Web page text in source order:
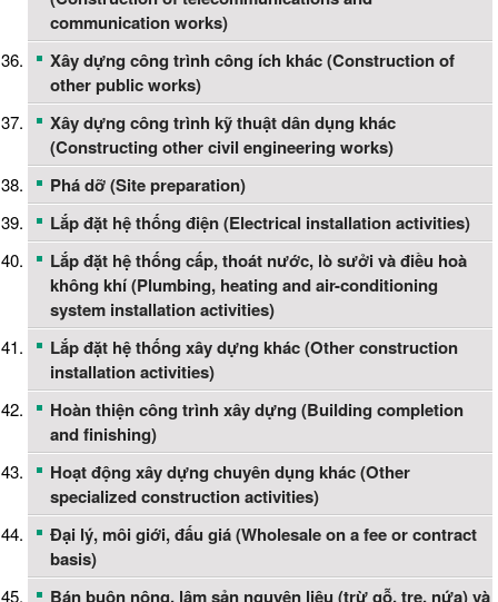
communication works)
Xây dựng công trình công ích khác (Construction of
other public works)
Xây dựng công trình kỹ thuật dân dụng khác
(Constructing other civil engineering works)
Phá dỡ (Site preparation)
Lắp đặt hệ thống điện (Electrical installation activities)
Lắp đặt hệ thống cấp, thoát nước, lò sưởi và điều hoà
không khí (Plumbing, heating and air-conditioning
system installation activities)
Lắp đặt hệ thống xây dựng khác (Other construction
installation activities)
Hoàn thiện công trình xây dựng (Building completion
and finishing)
Hoạt động xây dựng chuyên dụng khác (Other
specialized construction activities)
Đại lý, môi giới, đấu giá (Wholesale on a fee or contract
basis)
Bán buôn nông, lâm sản nguyên liệu (trừ gỗ, tre, nứa) và